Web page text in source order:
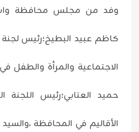
وفد من مجلس محافظة
كاظم عبيد البطيخ؛رئيس
الاجتماعية والمرأة والطفل
حميد العتابي؛رئيس اللجنة
الأقاليم في المحافظة